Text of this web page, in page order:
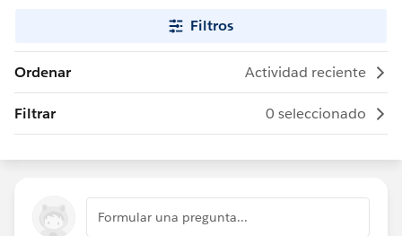
Filtros
Ordenar Actividad reciente
Filtrar 0 seleccionado
Formular una pregunta...